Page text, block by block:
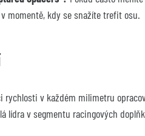
momentě, kdy se snažíte trefit osu.
rychlosti v každém milimetru
lídra v segmentu racingových